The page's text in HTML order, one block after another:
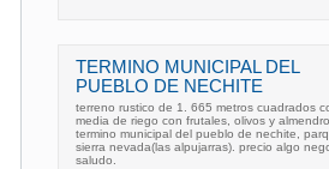
TERMINO MUNICIPAL DEL
PUEBLO DE NECHITE
terreno rustico de 1. 665 metros cuadrados
media de riego con frutales, olivos y
termino municipal del pueblo de nechite,
sierra nevada(las alpujarras). precio algo
saludo.